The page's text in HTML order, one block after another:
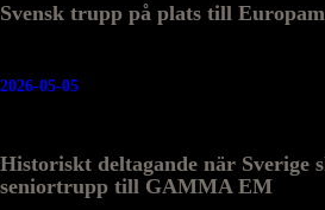
Svensk trupp på plats till
Historiskt deltagande när Sverige
seniortrupp till GAMMA EM
2026-05-05